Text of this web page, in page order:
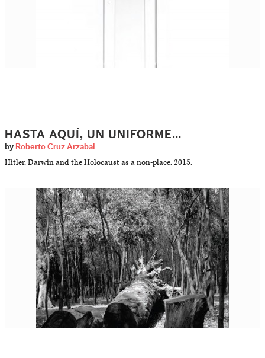
HASTA AQUÍ, UN UNIFORME…
by Roberto Cruz Arzabal
Hitler, Darwin and the Holocaust as a non-place, 2015.